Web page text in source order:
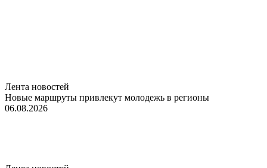
Лента новостей
Новые маршруты привлекут молодежь в регионы
06.08.2026